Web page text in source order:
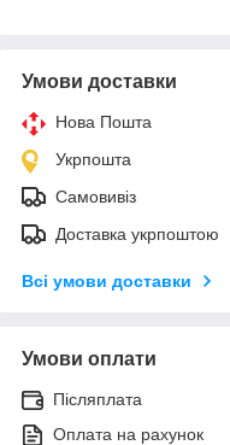
Умови доставки
Нова Пошта
Укрпошта
Самовивіз
Доставка укрпоштою
Всі умови доставки
Умови оплати
Післяплата
Оплата на рахунок